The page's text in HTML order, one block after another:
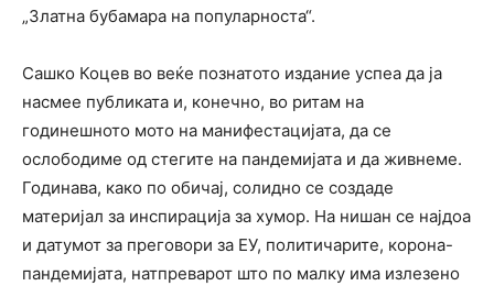
„Златна бубамара на популарноста“.
Сашко Коцев во веќе познатото издание успеа да ја
насмее публиката и, конечно, во ритам на
годинешното мото на манифестацијата, да се
ослободиме од стегите на пандемијата и да живнеме.
Годинава, како по обичај, солидно се создаде
материјал за инспирација за хумор. На нишан се најдоа
и датумот за преговори за ЕУ, политичарите, корона-
пандемијата, натпреварот што по малку има излезено